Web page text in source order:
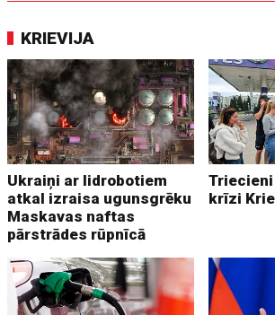
KRIEVIJA
Ukraiņi ar lidrobotiem
atkal izraisa ugunsgrēku
Maskavas naftas
pārstrādes rūpnīcā
krīzi